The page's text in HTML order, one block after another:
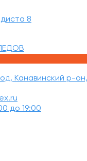
8
Канавинский р-
до 19:00